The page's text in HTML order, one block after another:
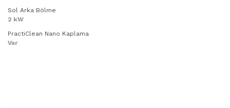
Sol Arka Bölme
2 kW
PractiClean Nano Kaplama
Var